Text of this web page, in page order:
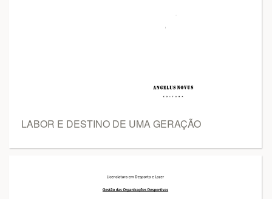
LABOR E DESTINO DE UMA GERAÇÃO